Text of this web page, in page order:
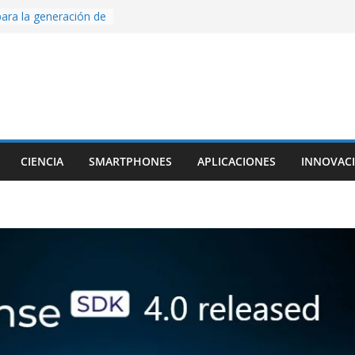
la generación de
con Inteligencia
una app
una
CIENCIA SMARTPHONES APLICACIONES